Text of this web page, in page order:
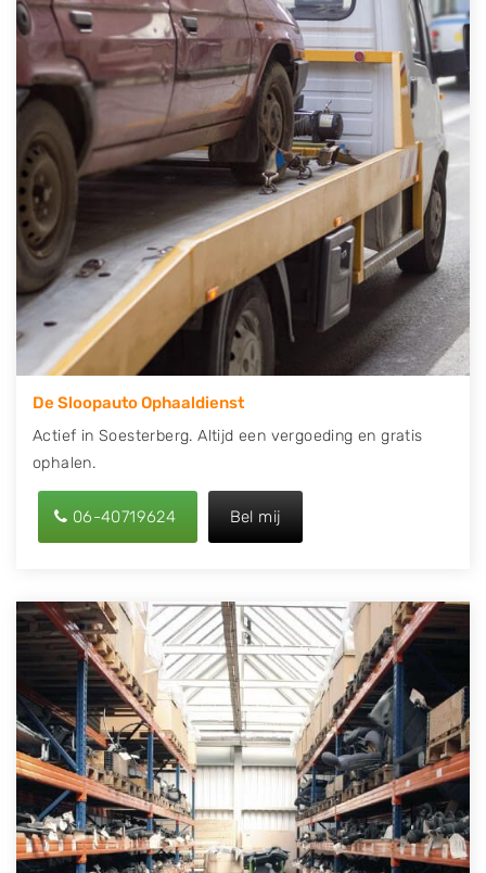
auto gratis ophalen in Soesterberg. Neem
telefonisch contact op of maak een terugbelafspraak.
Wilt u direct een tweedehands auto onderdelen
offerte aanvragen? Dat kan via de Onderdelenlijn! Vul
uw kenteken in en druk op verzenden.
Wij kunnen u helpen met de inkoop van auto's van
eigenlijk alle merken, zoals Alfa Romeo, Audi, BMW,
Chevrolet, Citroën, Dacia, Fiat, Ford, Honda, Hyundai,
Kia, Mazda, Mercedes Benz, Mitsubishi, Nissan, Opel,
Peugeot, Porsche, Renault, Seat, Skoda, Suzuki, Tesla,
Toyota, Volkswagen en Volvo.
De Sloopauto Ophaaldienst
Actief in Soesterberg. Altijd een vergoeding en gratis
ophalen.
06-40719624 Bel mij